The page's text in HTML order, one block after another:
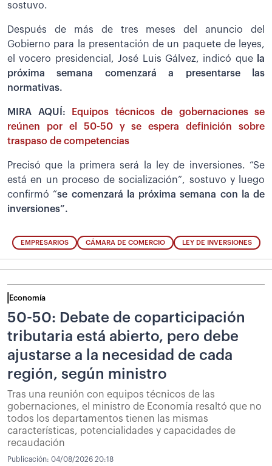
sostuvo.
Después de más de tres meses del anuncio del
Gobierno para la presentación de un paquete de leyes,
el vocero presidencial, José Luis Gálvez, indicó quela
próxima semana comenzará a presentarse las
normativas.
MIRA AQUÍ:
Equipos técnicos de gobernaciones se
reúnen por el 50-50 y se espera definición sobre
traspaso de competencias
Precisó que la primera será la ley de inversiones. “Se
está en un proceso de socialización”, sostuvo y luego
confirmó “se comenzará la próxima semana con la de
inversiones”.
EMPRESARIOS CÁMARA DE COMERCIO LEY DE INVERSIONES
Economía
50-50: Debate de coparticipación
tributaria está abierto, pero debe
ajustarse a la necesidad de cada
región, según ministro
Tras una reunión con equipos técnicos de las
gobernaciones, el ministro de Economía resaltó que no
todos los departamentos tienen las mismas
características, potencialidades y capacidades de
recaudación
Publicación: 04/08/2026 20:18